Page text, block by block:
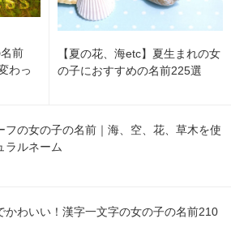
前
わっ
【夏の花、海etc】夏生まれの女
の子におすすめの名前225選
フの女の子の名前｜海、空、花、草木を使
ラルネーム
かわいい！漢字一文字の女の子の名前210